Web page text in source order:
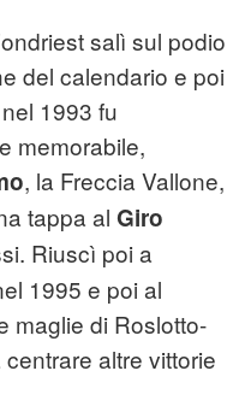
salì sul podio
del calendario e poi
1993 fu
memorabile,
, la Freccia Vallone,
tappa al Giro
Riuscì poi a
1995 e poi al
maglie di Roslotto-
altre vittorie